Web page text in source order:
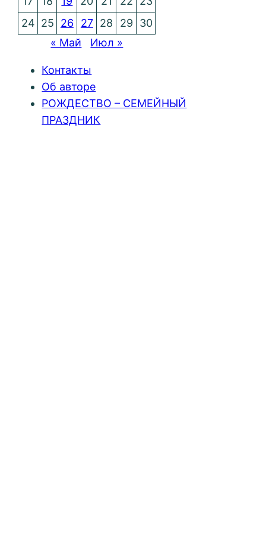
24 25 26 27 28 29
30
« Май
Июл »
Контакты
Об авторе
РОЖДЕСТВО – СЕМЕЙНЫЙ
ПРАЗДНИК